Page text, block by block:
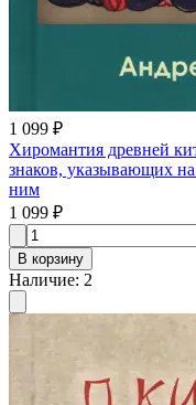
1 099 ₽
Хиромантия древней
знаков, указывающих
ним
1 099 ₽
В корзину
Наличие: 2